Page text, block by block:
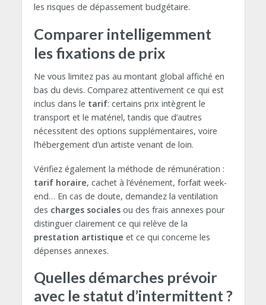
les risques de dépassement budgétaire.
Comparer intelligemment
les fixations de prix
Ne vous limitez pas au montant global affiché en
bas du devis. Comparez attentivement ce qui est
inclus dans le tarif: certains prix intègrent le
transport et le matériel, tandis que d’autres
nécessitent des options supplémentaires, voire
l’hébergement d’un artiste venant de loin.
Vérifiez également la méthode de rémunération :
tarif horaire, cachet à l’événement, forfait week-
end… En cas de doute, demandez la ventilation
des charges socialesou des frais annexes pour
distinguer clairement ce qui relève de la
prestation artistique et ce qui concerne les
dépenses annexes.
Quelles démarches prévoir
avec le statut d’intermittent ?